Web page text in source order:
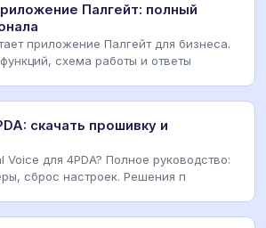
Палгейт: полный
приложение Палгейт для бизнеса.
схема работы и ответы
скачать прошивку и
Voice для 4PDA? Полное руководство:
сброс настроек. Решения п